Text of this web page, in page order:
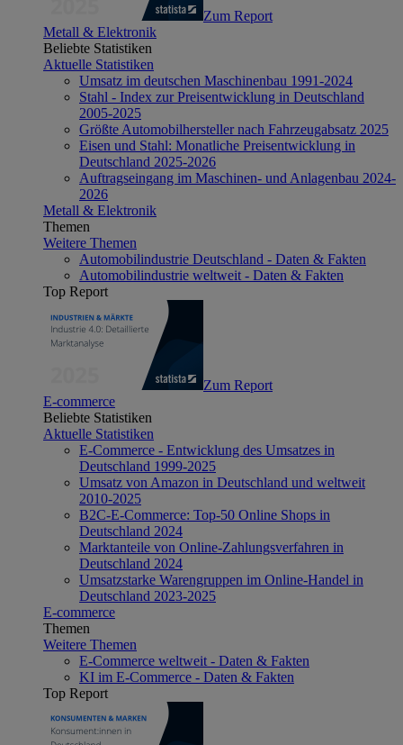
Zum Report
Metall & Elektronik
Beliebte Statistiken
Aktuelle Statistiken
Umsatz im deutschen Maschinenbau 1991-2024
Stahl - Index zur Preisentwicklung in Deutschland
2005-2025
Größte Automobilhersteller nach Fahrzeugabsatz 2025
Eisen und Stahl: Monatliche Preisentwicklung in
Deutschland 2025-2026
Auftragseingang im Maschinen- und Anlagenbau 2024-
2026
Metall & Elektronik
Themen
Weitere Themen
Automobilindustrie Deutschland - Daten & Fakten
Automobilindustrie weltweit - Daten & Fakten
Top Report
Zum Report
E-commerce
Beliebte Statistiken
Aktuelle Statistiken
E-Commerce - Entwicklung des Umsatzes in
Deutschland 1999-2025
Umsatz von Amazon in Deutschland und weltweit
2010-2025
B2C-E-Commerce: Top-50 Online Shops in
Deutschland 2024
Marktanteile von Online-Zahlungsverfahren in
Deutschland 2024
Umsatzstarke Warengruppen im Online-Handel in
Deutschland 2023-2025
E-commerce
Themen
Weitere Themen
E-Commerce weltweit - Daten & Fakten
KI im E-Commerce - Daten & Fakten
Top Report